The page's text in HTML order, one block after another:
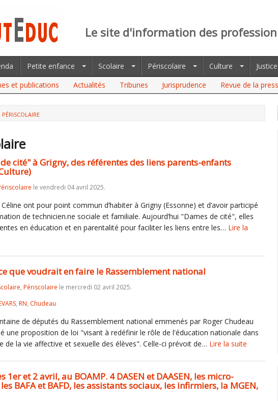
Le site d'information des
Petite enfance Scolaire Périscolaire Culture Justice
et publications
Actualités Tribunes Jurisprudence Revue de la
PÉRISCOLAIRE
cité" à Grigny, des référentes des liens parents-enfants
le vendredi 04 avril 2025.
ont pour point commun d’habiter à Grigny (Essonne) et d’avoir participé
de technicien.ne sociale et familiale. Aujourd’hui "Dames de cité", elles
en éducation et en parentalité pour faciliter les liens entre les… Lire la
ce que voudrait en faire le Rassemblement national
, Périscolaire le mercredi 02 avril 2025.
, RN, Chudeau
de députés du Rassemblement national emmenés par Roger Chudeau
une proposition de loi "visant à redéfinir le rôle de l'éducation nationale dans
de la vie affective et sexuelle des élèves". Celle-ci prévoit de… Lire la suite
1er et 2 avril, au BOAMP. 4 DASEN et DAASEN, les micro-
BAFA et BAFD, les assistants sociaux, les infirmiers, la MGEN,